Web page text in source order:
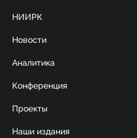
НИИРК
Новости
Аналитика
Конференция
Проекты
Наши издания